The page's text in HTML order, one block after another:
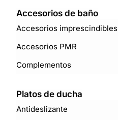
Accesorios de baño
Accesorios imprescindibles
Accesorios PMR
Complementos
Platos de ducha
Antideslizante